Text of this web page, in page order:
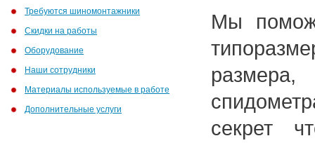
Требуются шиномонтажники
Скидки на работы
Оборудование
Наши сотрудники
Материалы используемые в работе
Дополнительные услуги
Мы
секрет